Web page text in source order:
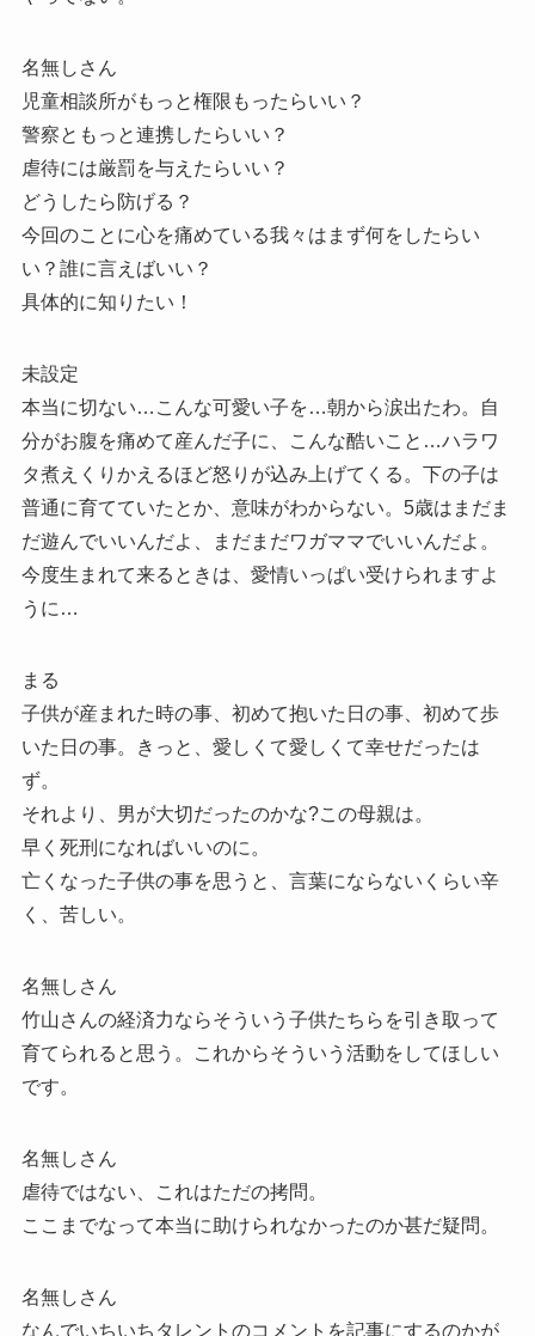
名無しさん
児童相談所がもっと権限もったらいい？
警察ともっと連携したらいい？
虐待には厳罰を与えたらいい？
どうしたら防げる？
今回のことに心を痛めている我々はまず何をしたらい
い？誰に言えばいい？
具体的に知りたい！
未設定
本当に切ない…こんな可愛い子を…朝から涙出たわ。自
分がお腹を痛めて産んだ子に、こんな酷いこと…ハラワ
タ煮えくりかえるほど怒りが込み上げてくる。下の子は
普通に育てていたとか、意味がわからない。5歳はまだま
だ遊んでいいんだよ、まだまだワガママでいいんだよ。
今度生まれて来るときは、愛情いっぱい受けられますよ
うに…
まる
子供が産まれた時の事、初めて抱いた日の事、初めて歩
いた日の事。きっと、愛しくて愛しくて幸せだったは
ず。
それより、男が大切だったのかな?この母親は。
早く死刑になればいいのに。
亡くなった子供の事を思うと、言葉にならないくらい辛
く、苦しい。
名無しさん
竹山さんの経済力ならそういう子供たちらを引き取って
育てられると思う。これからそういう活動をしてほしい
です。
名無しさん
虐待ではない、これはただの拷問。
ここまでなって本当に助けられなかったのか甚だ疑問。
名無しさん
なんでいちいちタレントのコメントを記事にするのかが